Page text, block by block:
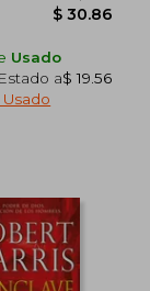
Usado
a$ 19.56